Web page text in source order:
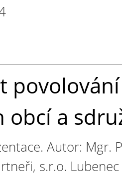
obcí a
Autor: Mgr.
s.r.o.